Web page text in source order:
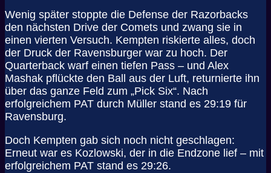
Wenig später stoppte die Defense der Razorbacks
den nächsten Drive der Comets und zwang sie in
einen vierten Versuch. Kempten riskierte alles, doch
der Druck der Ravensburger war zu hoch. Der
Quarterback warf einen tiefen Pass – und Alex
Mashak pflückte den Ball aus der Luft, returnierte ihn
über das ganze Feld zum „Pick Six“. Nach
erfolgreichem PAT durch Müller stand es 29:19 für
Ravensburg.
Doch Kempten gab sich noch nicht geschlagen:
Erneut war es Kozlowski, der in die Endzone lief – mit
erfolgreichem PAT stand es 29:26.